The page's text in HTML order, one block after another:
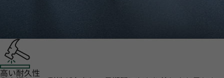
高い耐久性